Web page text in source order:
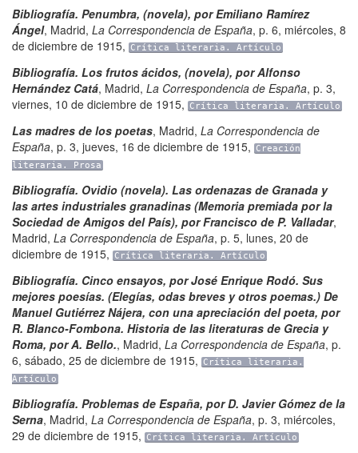
Bibliografía. Penumbra, (novela), por Emiliano Ramírez
Ángel, Madrid, La Correspondencia de España, p. 6, miércoles, 8
de diciembre de 1915, Crítica literaria. Artículo
Bibliografía. Los frutos ácidos, (novela), por Alfonso
Hernández Catá, Madrid, La Correspondencia de España, p. 3,
viernes, 10 de diciembre de 1915, Crítica literaria. Artículo
Las madres de los poetas, Madrid, La Correspondencia de
España, p. 3, jueves, 16 de diciembre de 1915,
Creación
literaria. Prosa
Bibliografía. Ovidio (novela). Las ordenazas de Granada y
las artes industriales granadinas (Memoria premiada por la
Sociedad de Amigos del País), por Francisco de P. Valladar,
Madrid, La Correspondencia de España, p. 5, lunes, 20 de
diciembre de 1915, Crítica literaria. Artículo
Bibliografía. Cinco ensayos, por José Enrique Rodó. Sus
mejores poesías. (Elegías, odas breves y otros poemas.) De
Manuel Gutiérrez Nájera, con una apreciación del poeta, por
R. Blanco-Fombona. Historia de las literaturas de Grecia y
Roma, por A. Bello., Madrid, La Correspondencia de España, p.
6, sábado, 25 de diciembre de 1915,
Crítica literaria.
Artículo
Bibliografía. Problemas de España, por D. Javier Gómez de la
Serna, Madrid, La Correspondencia de España, p. 3, miércoles,
29 de diciembre de 1915, Crítica literaria. Artículo